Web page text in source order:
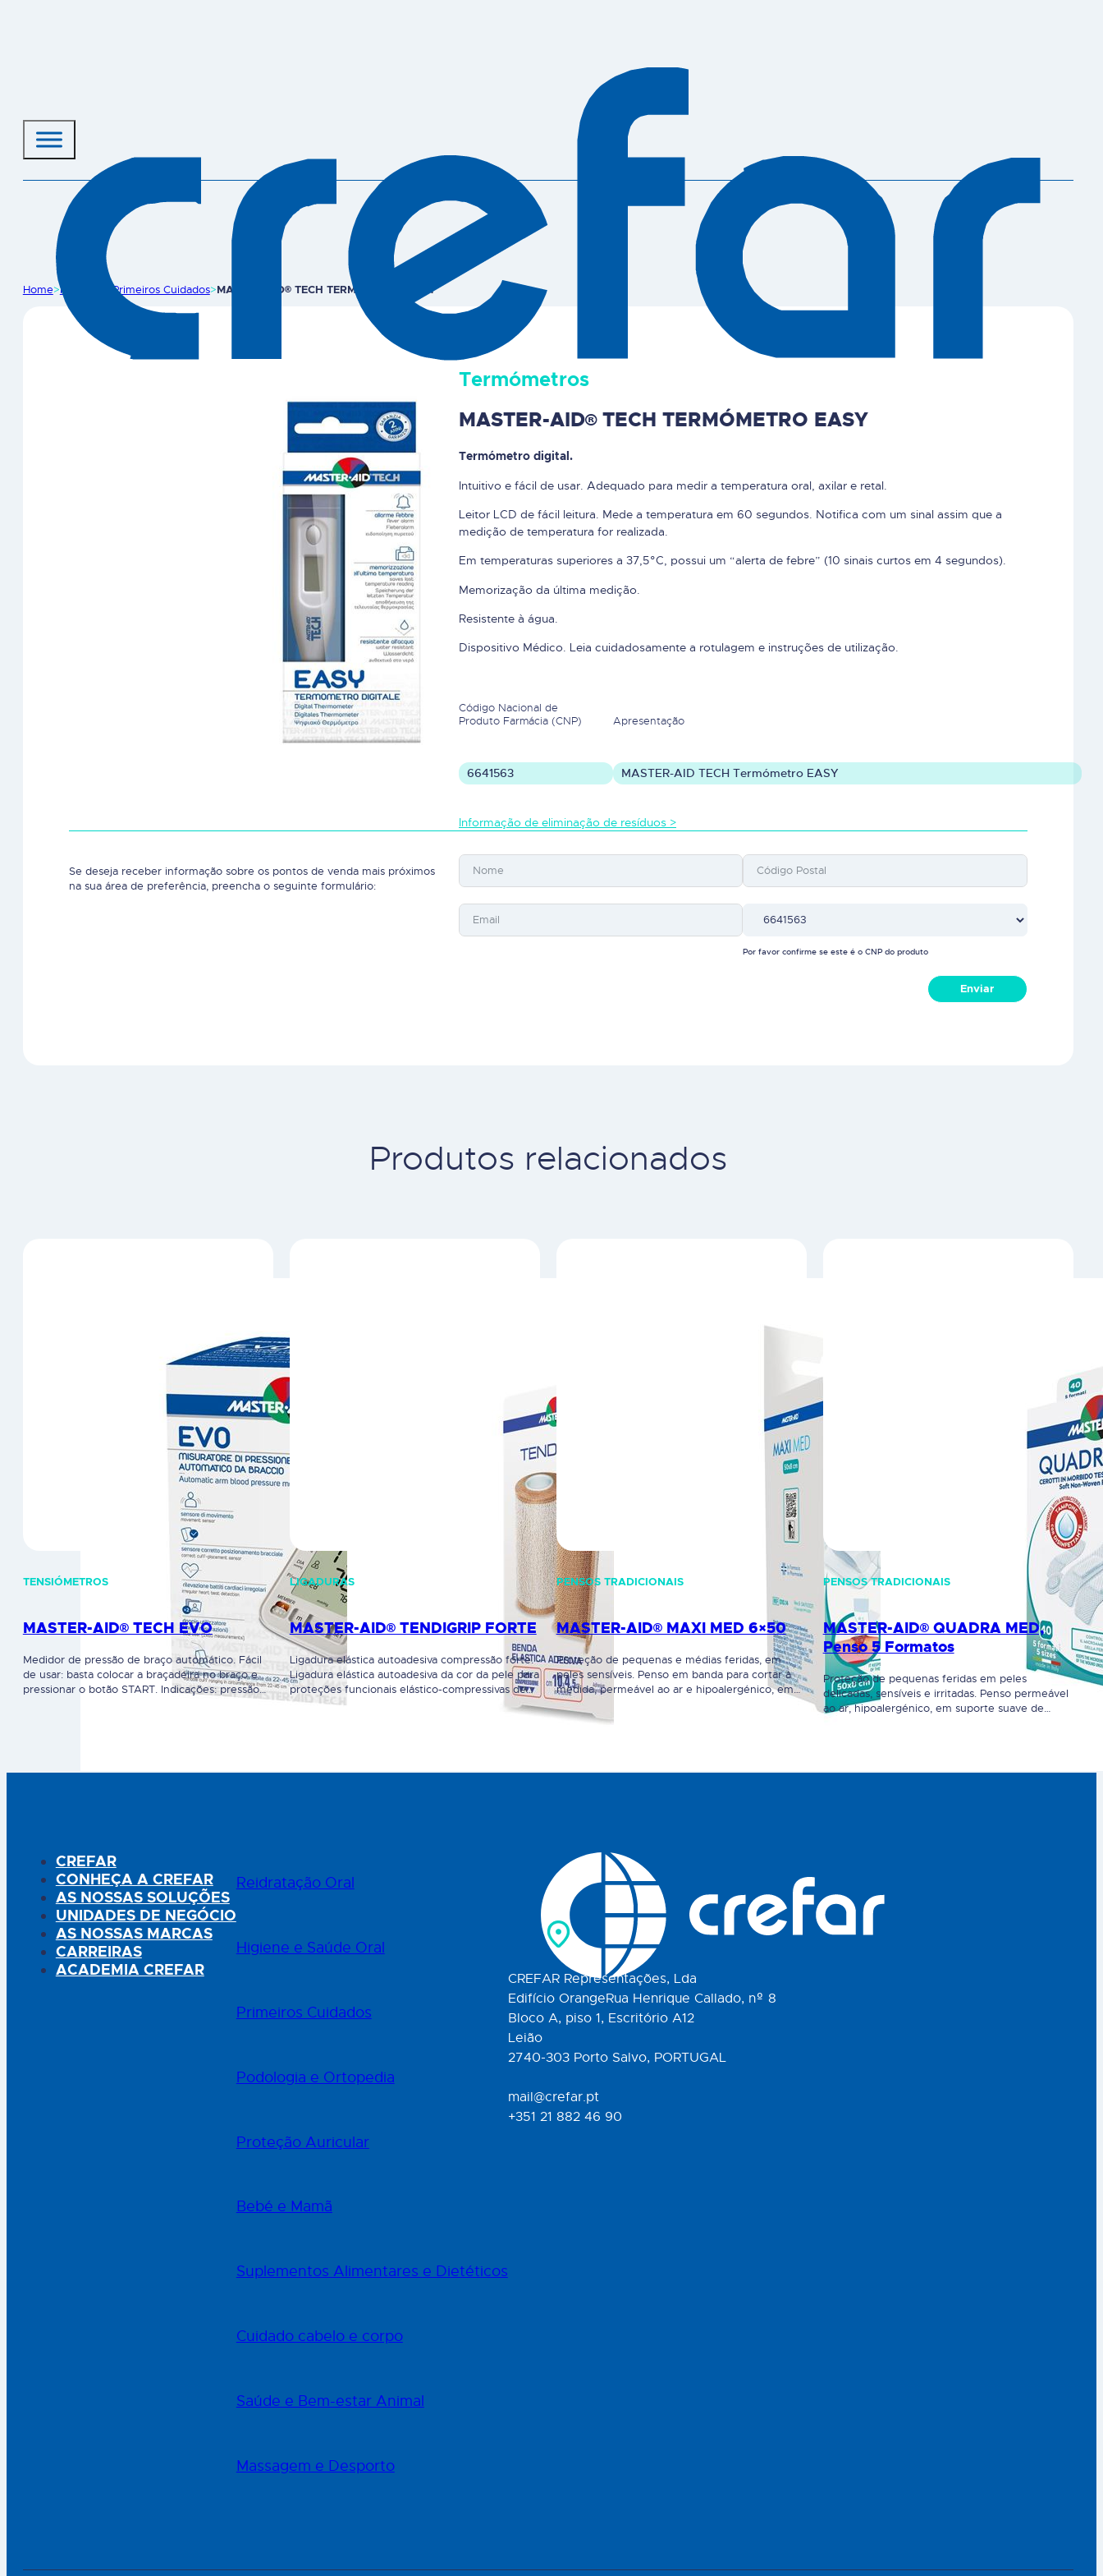
Home>Produtos Primeiros Cuidados> MASTER-AID® TECH TERMÓMETRO EASY
Termómetros
MASTER-AID® TECH TERMÓMETRO EASY
Termómetro digital.
Intuitivo e fácil de usar. Adequado para medir a temperatura oral, axilar e retal.
Leitor LCD de fácil leitura. Mede a temperatura em 60 segundos. Notifica com um sinal assim que a
medição de temperatura for realizada.
Em temperaturas superiores a 37,5°C, possui um “alerta de febre” (10 sinais curtos em 4 segundos).
Memorização da última medição.
Resistente à água.
Dispositivo Médico. Leia cuidadosamente a rotulagem e instruções de utilização.
Código Nacional de
Produto Farmácia (CNP)
Apresentação
6641563 MASTER-AID TECH Termómetro EASY
Informação de eliminação de resíduos >
Se deseja receber informação sobre os pontos de venda mais próximos
na sua área de preferência, preencha o seguinte formulário:
Por favor confirme se este é o CNP do produto
Enviar
Produtos relacionados
TENSIÓMETROS
MASTER-AID® TECH EVO
Medidor de pressão de braço automático. Fácil
de usar: basta colocar a braçadeira no braço e
pressionar o botão START. Indicações: pressão
LIGADURAS
MASTER-AID® TENDIGRIP FORTE
Ligadura elástica autoadesiva compressão forte.
Ligadura elástica autoadesiva da cor da pele para
proteções funcionais elástico-compressivas de
máxima estabilidade no tempo. Confortável,
PENSOS TRADICIONAIS
MASTER-AID® MAXI MED 6×50
Proteção de pequenas e médias feridas, em
peles sensíveis. Penso em banda para cortar à
medida, permeável ao ar e hipoalergénico, em
suporte de tecido não tecido, de toque suave. A
compressa central absorvente contém
PENSOS TRADICIONAIS
MASTER-AID® QUADRA MED,
Penso 5 Formatos
Proteção de pequenas feridas em peles
delicadas, sensíveis e irritadas. Penso permeável
ao ar, hipoalergénico, em suporte suave de
CREFAR
CONHEÇA A CREFAR
AS NOSSAS SOLUÇÕES
UNIDADES DE NEGÓCIO
AS NOSSAS MARCAS
CARREIRAS
ACADEMIA CREFAR
Reidratação Oral
Higiene e Saúde Oral
Primeiros Cuidados
Podologia e Ortopedia
Proteção Auricular
Bebé e Mamã
Suplementos Alimentares e Dietéticos
Cuidado cabelo e corpo
Saúde e Bem-estar Animal
Massagem e Desporto
CREFAR Representações, Lda
Edifício OrangeRua Henrique Callado, nº 8
Bloco A, piso 1, Escritório A12
Leião
2740-303 Porto Salvo, PORTUGAL
mail@crefar.pt
+351 21 882 46 90